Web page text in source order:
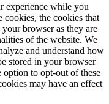
experience while you
cookies, the cookies that
your browser as they are
of the website. We
and understand how
stored in your browser
to opt-out of these
may have an effect